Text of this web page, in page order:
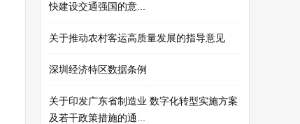
快建设交通强国的意...
关于推动农村客运高质量发展的指导意见
深圳经济特区数据条例
关于印发广东省制造业 数字化转型实施方案
及若干政策措施的通...